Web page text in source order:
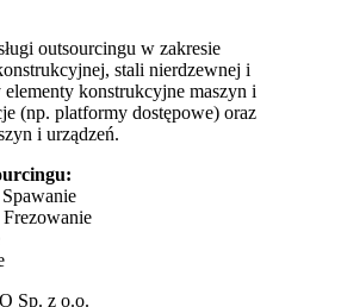
outsourcingu w zakresie
stali nierdzewnej i
konstrukcyjne maszyn i
(np. platformy dostępowe) oraz
i urządzeń.
Sp. z o.o.